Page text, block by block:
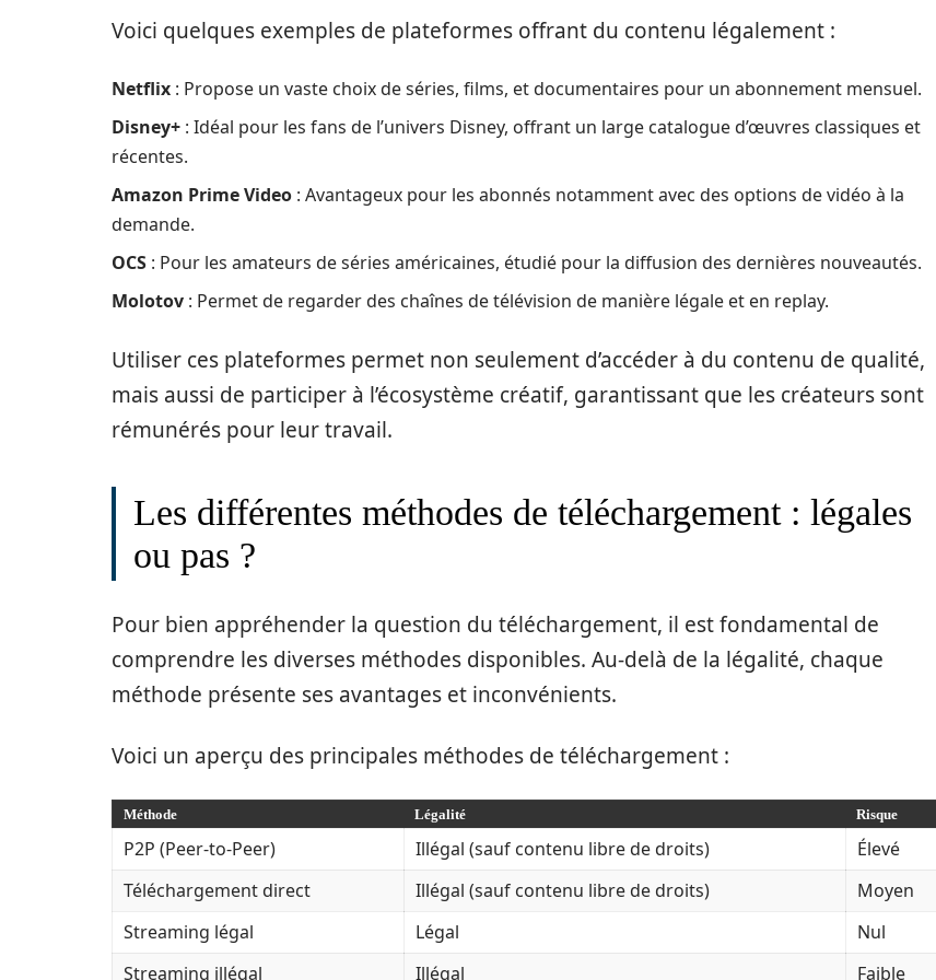
Voici quelques exemples de plateformes offrant du contenu légalement :
Netflix : Propose un vaste choix de séries, films, et documentaires pour un abonnement mensuel.
Disney+ : Idéal pour les fans de l’univers Disney, offrant un large catalogue d’œuvres classiques et
récentes.
Amazon Prime Video : Avantageux pour les abonnés notamment avec des options de vidéo à la
demande.
OCS : Pour les amateurs de séries américaines, étudié pour la diffusion des dernières nouveautés.
Molotov : Permet de regarder des chaînes de télévision de manière légale et en replay.
Utiliser ces plateformes permet non seulement d’accéder à du contenu de qualité,
mais aussi de participer à l’écosystème créatif, garantissant que les créateurs sont
rémunérés pour leur travail.
Les différentes méthodes de téléchargement : légales
ou pas ?
Pour bien appréhender la question du téléchargement, il est fondamental de
comprendre les diverses méthodes disponibles. Au-delà de la légalité, chaque
méthode présente ses avantages et inconvénients.
Voici un aperçu des principales méthodes de téléchargement :
Méthode Légalité Risque
P2P (Peer-to-Peer) Illégal (sauf contenu libre de droits)
Élevé
Téléchargement direct
Illégal (sauf contenu libre de droits)
Moyen
Streaming légal
Légal
Nul
Streaming illégal
Illégal Faible